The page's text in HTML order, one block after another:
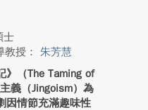
教授： 朱芳慧
》（The Taming of
義（Jingoism）為
因情節充滿趣味性